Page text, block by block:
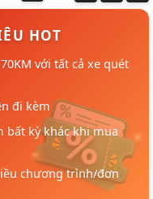
HOT
với tất cả xe quét
đi kèm
bất kỳ khác khi mua
chương trình/đơn